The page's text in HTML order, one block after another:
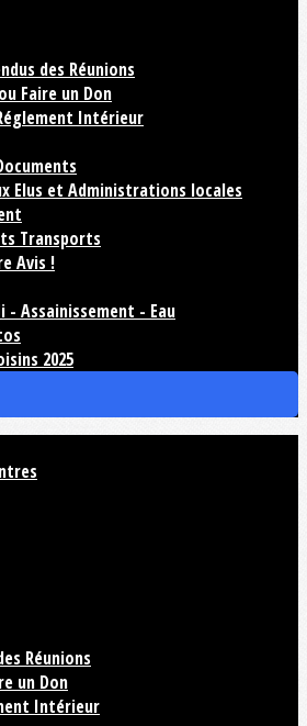
des Réunions
Faire un Don
Intérieur
Elus et Administrations locales
Transports
Avis !
- Assainissement - Eau
2025
Réunions
un Don
Intérieur